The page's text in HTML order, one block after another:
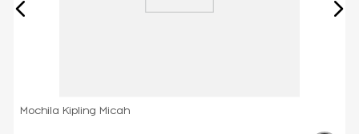
Mochila Kipling Micah